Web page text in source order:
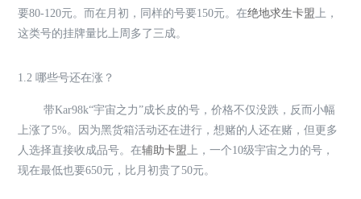
要80-120元。而在月初，同样的号要150元。在绝地求生卡盟上，
这类号的挂牌量比上周多了三成。
1.2 哪些号还在涨？
带Kar98k“宇宙之力”成长皮的号，价格不仅没跌，反而小幅
上涨了5%。因为黑货箱活动还在进行，想赌的人还在赌，但更多
人选择直接收成品号。在辅助卡盟上，一个10级宇宙之力的号，
现在最低也要650元，比月初贵了50元。